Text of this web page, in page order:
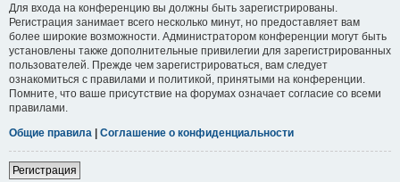
Для входа на конференцию вы должны быть зарегистрированы.
Регистрация занимает всего несколько минут, но предоставляет вам
более широкие возможности. Администратором конференции могут быть
установлены также дополнительные привилегии для зарегистрированных
пользователей. Прежде чем зарегистрироваться, вам следует
ознакомиться с правилами и политикой, принятыми на конференции.
Помните, что ваше присутствие на форумах означает согласие со всеми
правилами.
Общие правила | Соглашение о конфиденциальности
Регистрация